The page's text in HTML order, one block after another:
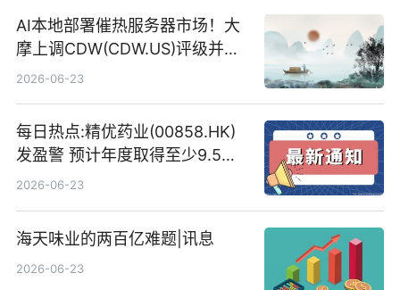
AI本地部署催热服务器市场！大
摩上调CDW(CDW.US)评级并看
高IBM(IBM.US)戴尔(DELL.US)
2026-06-23
每日热点:精优药业(00858.HK)
发盈警 预计年度取得至少9.5亿
港元的亏损 同比盈转亏
2026-06-23
海天味业的两百亿难题|讯息
2026-06-23